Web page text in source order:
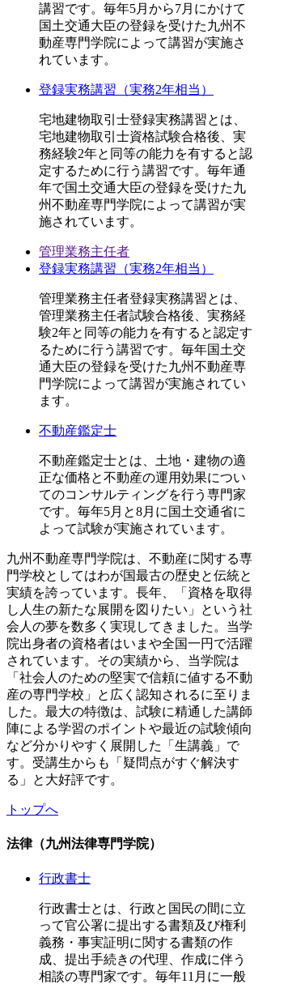
講習です。毎年5月から7月にかけて
国土交通大臣の登録を受けた九州不
動産専門学院によって講習が実施さ
れています。
登録実務講習（実務2年相当）
宅地建物取引士登録実務講習とは、
宅地建物取引士資格試験合格後、実
務経験2年と同等の能力を有すると認
定するために行う講習です。毎年通
年で国土交通大臣の登録を受けた九
州不動産専門学院によって講習が実
施されています。
管理業務主任者
登録実務講習（実務2年相当）
管理業務主任者登録実務講習とは、
管理業務主任者試験合格後、実務経
験2年と同等の能力を有すると認定す
るために行う講習です。毎年国土交
通大臣の登録を受けた九州不動産専
門学院によって講習が実施されてい
ます。
不動産鑑定士
不動産鑑定士とは、土地・建物の適
正な価格と不動産の運用効果につい
てのコンサルティングを行う専門家
です。毎年5月と8月に国土交通省に
よって試験が実施されています。
九州不動産専門学院は、不動産に関する専
門学校としてはわが国最古の歴史と伝統と
実績を誇っています。長年、「資格を取得
し人生の新たな展開を図りたい」という社
会人の夢を数多く実現してきました。当学
院出身者の資格者はいまや全国一円で活躍
されています。その実績から、当学院は
「社会人のための堅実で信頼に値する不動
産の専門学校」と広く認知されるに至りま
した。最大の特徴は、試験に精通した講師
陣による学習のポイントや最近の試験傾向
など分かりやすく展開した「生講義」で
す。受講生からも「疑問点がすぐ解決す
る」と大好評です。
トップへ
法律（九州法律専門学院）
行政書士
行政書士とは、行政と国民の間に立
って官公署に提出する書類及び権利
義務・事実証明に関する書類の作
成、提出手続きの代理、作成に伴う
相談の専門家です。毎年11月に一般